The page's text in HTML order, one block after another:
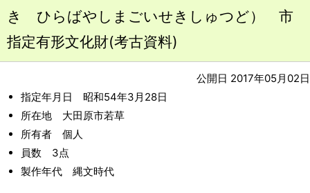
き ひらばやしまごいせきしゅつど） 市
指定有形文化財(考古資料)
公開日 2017年05月02日
指定年月日 昭和54年3月28日
所在地 大田原市若草
所有者 個人
員数 3点
製作年代 縄文時代